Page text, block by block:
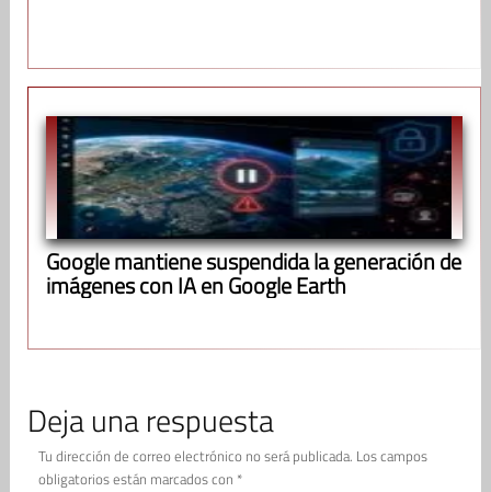
Google mantiene suspendida la generación de
imágenes con IA en Google Earth
Deja una respuesta
Tu dirección de correo electrónico no será publicada. Los campos
obligatorios están marcados con *